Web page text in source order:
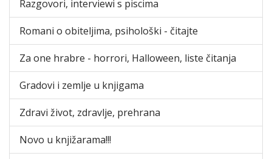
Razgovori, interviewi s piscima
Romani o obiteljima, psihološki - čitajte
Za one hrabre - horrori, Halloween, liste čitanja
Gradovi i zemlje u knjigama
Zdravi život, zdravlje, prehrana
Novo u knjižarama!!!